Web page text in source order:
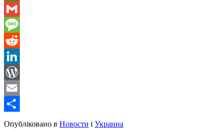
WhatsApp
Gmail
Message
Reddit
LinkedIn
WordPress
Email
Share
Опубліковано в Новости і Украина